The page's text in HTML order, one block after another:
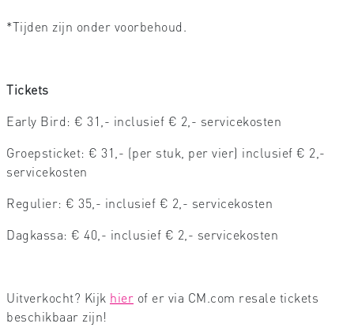
*Tijden zijn onder voorbehoud.
Tickets
Early Bird: € 31,- inclusief € 2,- servicekosten
Groepsticket: € 31,- (per stuk, per vier) inclusief € 2,-
servicekosten
Regulier: € 35,- inclusief € 2,- servicekosten
Dagkassa: € 40,- inclusief € 2,- servicekosten
Uitverkocht? Kijk hier of er via CM.com resale tickets
beschikbaar zijn!